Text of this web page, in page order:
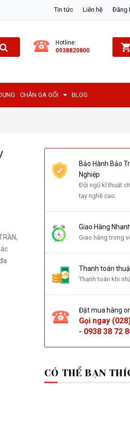
Tin tức Liên hệ Đăng
Hotline:
0938820800
CHĂN GA GỐI BLOG
Bảo Hành Bảo
Nghiệp
Đội ngũ kĩ thuật
tay nghề cao.
Giao Hàng
Giao hàng trong
Thanh toán
Thanh toán khi
Đặt mua hàng
Gọi ngay
- 0938 38 72
CÓ THỂ BẠN